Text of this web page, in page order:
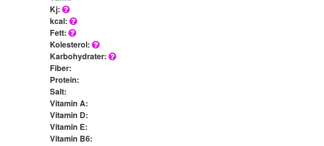
Kj:
kcal:
Fett:
Kolesterol:
Karbohydrater:
Fiber:
Protein:
Salt:
Vitamin A:
Vitamin D:
Vitamin E:
Vitamin B6: